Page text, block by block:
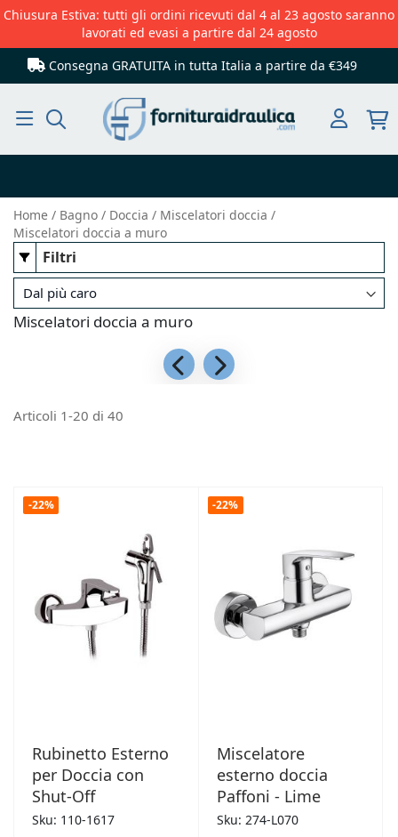
Chiusura Estiva: tutti gli ordini ricevuti dal 4 al 23 agosto saranno
lavorati ed evasi a partire dal 24 agosto
Consegna GRATUITA in tutta Italia a partire da €349
Home Bagno Doccia
Miscelatori doccia
Miscelatori doccia a muro
Miscelatori doccia a muro
Articoli 1-20 di 40
-22%
Rubinetto Esterno
per Doccia con
Shut-Off
Sku: 110-1617
-22%
Miscelatore
esterno doccia
Paffoni - Lime
Sku: 274-L070
Filtri